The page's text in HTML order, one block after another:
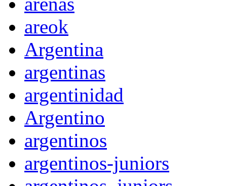
areok
Argentina
argentinas
argentinidad
Argentino
argentinos
argentinos-juniors